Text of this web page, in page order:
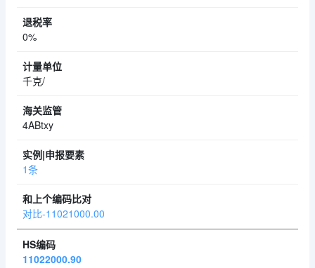
0%
千克/
4ABtxy
1条
对比-11021000.00
11022000.90